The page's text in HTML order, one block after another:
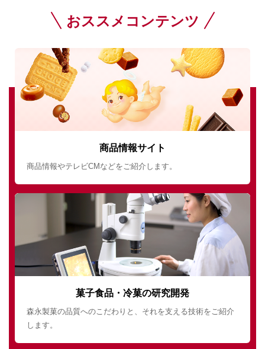
おススメコンテンツ
商品情報サイト
商品情報やテレビCMなどをご紹介します。
菓子食品・冷菓の研究開発
森永製菓の品質へのこだわりと、それを支える技術をご紹介
します。